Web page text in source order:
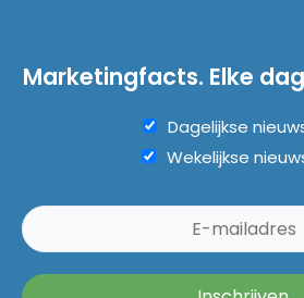
Marketingfacts. Elke
Dagelijkse
Wekelijkse